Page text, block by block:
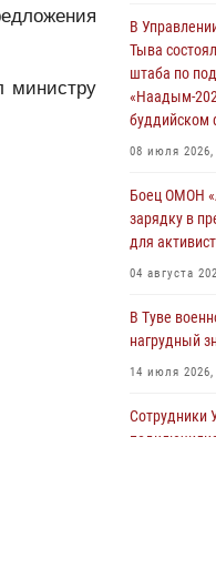
министру
Сотрудники
приняли
29 июля 2026,
отработали
в Туве с
29 июля 2026,
юбилейного
28 июля 2026,
В
Тыва
штаба по
«Наадым-
буддийском
08 июля 2026,
Боец ОМОН
зарядку в
для
04 августа
В Туве
нагрудный
14 июля 2026,
Сотрудники